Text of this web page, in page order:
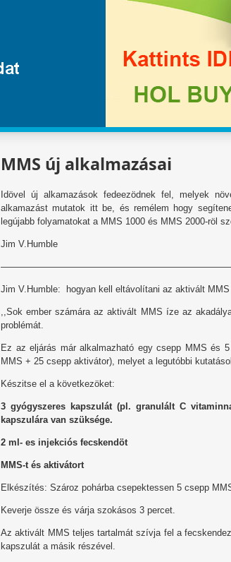
MMS új alkalmazásai
Idövel új alkamazások fedeezödnek fel, melyek
alkamazást mutatok itt be, és remélem hogy
legújabb folyamatokat a MMS 1000 és MMS 2000-röl
Jim V.Humble
Jim V.Humble: hogyan kell eltávolítani az aktivált
,,Sok ember számára az aktivált MMS íze az
problémát.
Ez az eljárás már alkalmazható egy csepp MMS és
MMS + 25 csepp aktivátor), melyet a legutóbbi
Készitse el a következöket:
3 gyógyszeres kapszulát (pl. granulált C
kapszulára van szüksége.
2 ml- es injekciós fecskendöt
MMS-t és aktivátort
Elkészítés: Szároz pohárba csepektessen 5 csepp
Keverje össze és várja szokásos 3 percet.
Az aktivált MMS teljes tartalmát szívja fel a
kapszulát a másik részével.